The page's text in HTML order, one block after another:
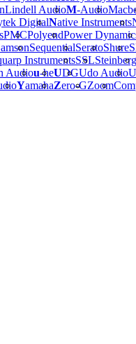
Lindell AudioM-Audio
DigitalNative Instruments
PMCPolyendPower
SequentialSeratoShure
InstrumentsSSLSteinberg
Audiou-heUDGUdo Audio
YamahaZero-GZoom